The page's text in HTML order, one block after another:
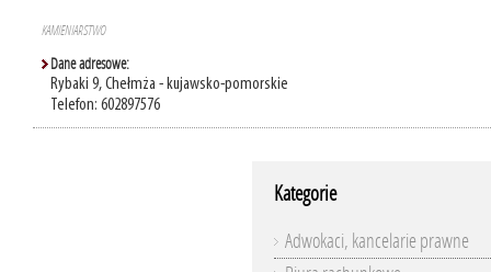
KAMIENIARSTWO
Dane adresowe:
Rybaki 9, Chełmża - kujawsko-pomorskie
Telefon: 602897576
Kategorie
Adwokaci, kancelarie prawne